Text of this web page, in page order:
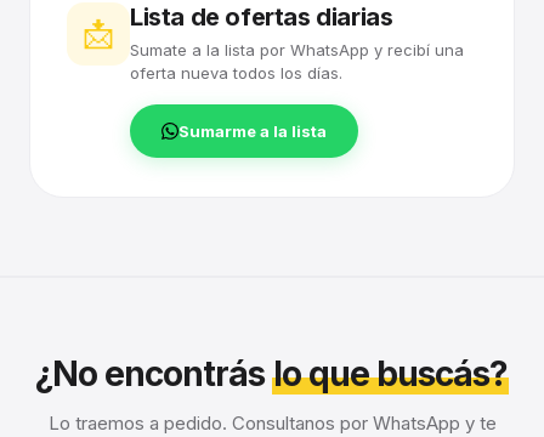
📩 Lista de ofertas diarias
Sumate a la lista por WhatsApp y recibí una
oferta nueva todos los días.
Sumarme a la lista
¿No encontráslo que buscás?
Lo traemos a pedido. Consultanos por WhatsApp y te